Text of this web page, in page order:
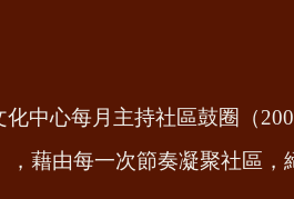
中心每月主持社區鼓圈（
藉由每一次節奏凝聚社區，